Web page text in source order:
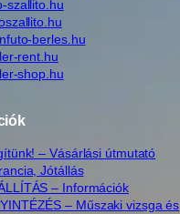
szallito.hu
berles.hu
rent.hu
shop.hu
– Vásárlási útmutató
Jótállás
– Információk
– Műszaki vizsga és